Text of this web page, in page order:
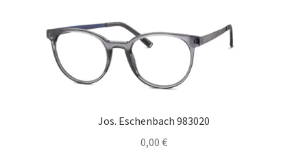
Možnosti
lahko
Jos. Eschenbach 983020
0,00 €